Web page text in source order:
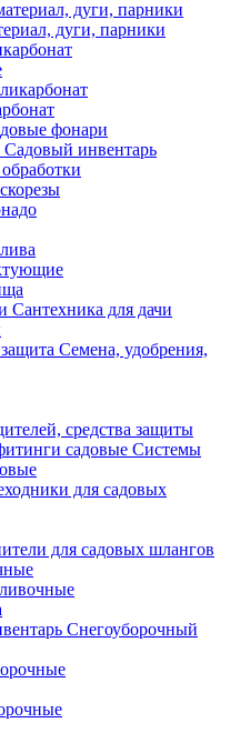
дуги, парники
фонари
Садовый инвентарь
Сантехника для дачи
Семена, удобрения,
средства защиты
Системы
для садовых
для садовых шлангов
Снегоуборочный